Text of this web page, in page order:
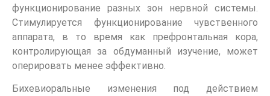
функционирование разных зон нервной системы.
Стимулируется функционирование чувственного
аппарата, в то время как префронтальная кора,
контролирующая за обдуманный изучение, может
оперировать менее эффективно.
Бихевиоральные изменения под действием